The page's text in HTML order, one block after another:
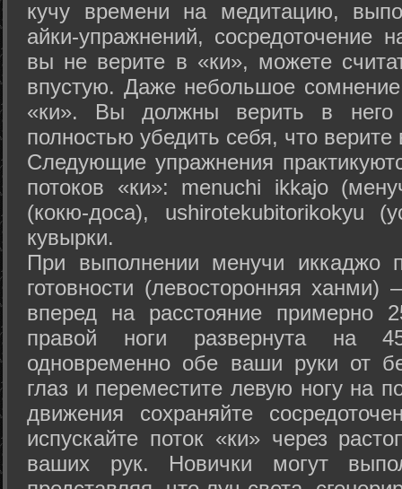
кучу времени на медитацию,
айки-упражнений, сосредоточение
вы не верите в «ки», можете
впустую. Даже небольшое сомнение
«ки». Вы должны верить в
полностью убедить себя, что верите
Следующие упражнения
потоков «ки»: menuchi ikkajo
(кокю-доса), ushiro­tekubitori­kokyu
кувырки.
При выполнении менучи иккаджо
готовности (левосторонняя
вперед на расстояние примерно
правой ноги развернута на
одновременно обе ваши руки от
глаз и переместите левую ногу на
движения сохраняйте
испускайте поток «ки» через
ваших рук. Новички могут